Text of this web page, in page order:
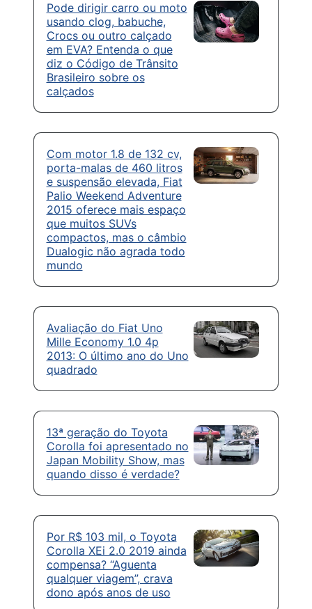
Pode dirigir carro ou moto
usando clog, babuche,
Crocs ou outro calçado
em EVA? Entenda o que
diz o Código de Trânsito
Brasileiro sobre os
calçados
Com motor 1.8 de 132 cv,
porta-malas de 460 litros
e suspensão elevada, Fiat
Palio Weekend Adventure
2015 oferece mais espaço
que muitos SUVs
compactos, mas o câmbio
Dualogic não agrada todo
mundo
Avaliação do Fiat Uno
Mille Economy 1.0 4p
2013: O último ano do Uno
quadrado
13ª geração do Toyota
Corolla foi apresentado no
Japan Mobility Show, mas
quando disso é verdade?
Por R$ 103 mil, o Toyota
Corolla XEi 2.0 2019 ainda
compensa? “Aguenta
qualquer viagem”, crava
dono após anos de uso